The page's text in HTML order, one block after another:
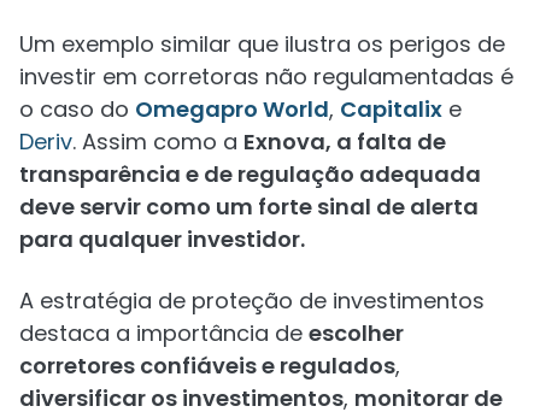
Um exemplo similar que ilustra os perigos de
investir em corretoras não regulamentadas é
o caso do Omegapro World, Capitalix e
Deriv. Assim como a Exnova, a falta de
transparência e de regulação adequada
deve servir como um forte sinal de alerta
para qualquer investidor.
A estratégia de proteção de investimentos
destaca a importância de escolher
corretores confiáveis e regulados,
diversificar os investimentos, monitorar de